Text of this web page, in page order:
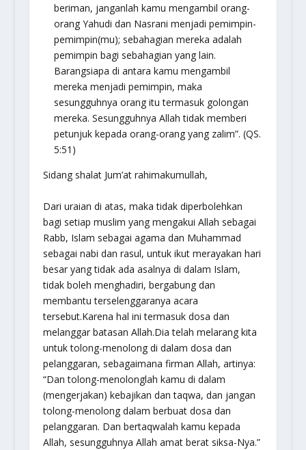
beriman, janganlah kamu mengambil orang-
orang Yahudi dan Nasrani menjadi pemimpin-
pemimpin(mu); sebahagian mereka adalah
pemimpin bagi sebahagian yang lain.
Barangsiapa di antara kamu mengambil
mereka menjadi pemimpin, maka
sesungguhnya orang itu termasuk golongan
mereka. Sesungguhnya Allah tidak memberi
petunjuk kepada orang-orang yang zalim”. (QS.
5:51)
Sidang shalat Jum’at rahimakumullah,
Dari uraian di atas, maka tidak diperbolehkan
bagi setiap muslim yang mengakui Allah sebagai
Rabb, Islam sebagai agama dan Muhammad
sebagai nabi dan rasul, untuk ikut merayakan hari
besar yang tidak ada asalnya di dalam Islam,
tidak boleh menghadiri, bergabung dan
membantu terselenggaranya acara
tersebut.Karena hal ini termasuk dosa dan
melanggar batasan Allah.Dia telah melarang kita
untuk tolong-menolong di dalam dosa dan
pelanggaran, sebagaimana firman Allah, artinya:
“Dan tolong-menolonglah kamu di dalam
(mengerjakan) kebajikan dan taqwa, dan jangan
tolong-menolong dalam berbuat dosa dan
pelanggaran. Dan bertaqwalah kamu kepada
Allah, sesungguhnya Allah amat berat siksa-Nya.”